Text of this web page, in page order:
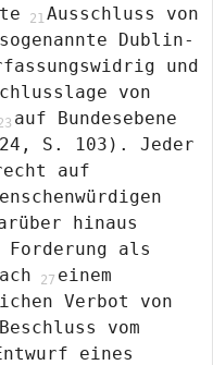
Ausschluss von
Dublin-
und
von
auf Bundesebene
S. 103). Jeder
auf
hinaus
als
einem
Verbot von
vom
eines